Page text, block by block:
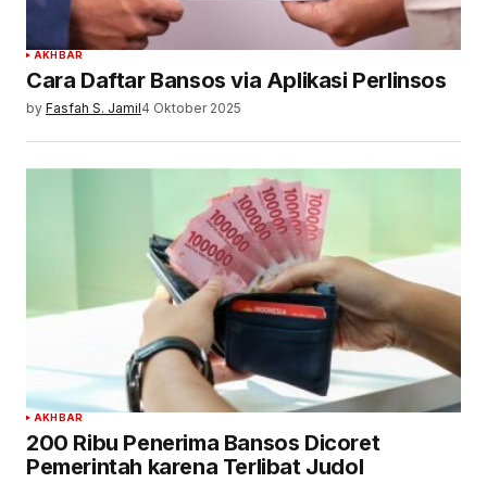
AKHBAR
Cara Daftar Bansos via Aplikasi Perlinsos
by Fasfah S. Jamil4 Oktober 2025
AKHBAR
200 Ribu Penerima Bansos Dicoret
Pemerintah karena Terlibat Judol